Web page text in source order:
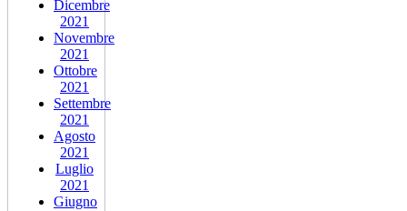
Dicembre
2021
Novembre
2021
Ottobre
2021
Settembre
2021
Agosto
2021
Luglio
2021
Giugno